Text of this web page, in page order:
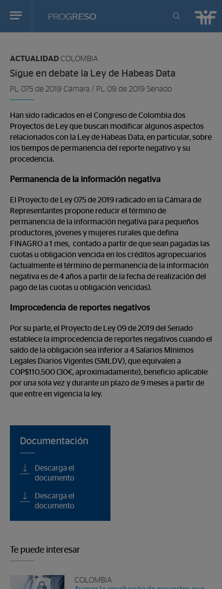
Progreso
Revista
actualidd
en:
ACTUALIDAD COLOMBIA
Sigue en debate la Ley de Habeas Data
PL 075 de 2019 Cámara / PL 09 de 2019 Senado
Han sido radicados en el Congreso de Colombia dos
Proyectos de Ley que buscan modificar algunos aspectos
relacionados con la Ley de Habeas Data, en particular, sobre
los tiempos de permanencia del reporte negativo y su
procedencia.
Permanencia de la información negativa
El Proyecto de Ley 075 de 2019 radicado en la Cámara de
Representantes propone reducir el término de
permanencia de la información negativa para pequeños
productores, jóvenes y mujeres rurales que defina
FINAGRO a 1 mes, contado a partir de que sean pagadas las
cuotas u obligación vencida en los créditos agropecuarios
(actualmente el término de permanencia de la información
negativa es de 4 años a partir de la fecha de realización del
pago de las cuotas u obligación vencidas).
Improcedencia de reportes negativos
Por su parte, el Proyecto de Ley 09 de 2019 del Senado
establece la improcedencia de reportes negativos cuando el
saldo de la obligación sea inferior a 4 Salarios Mínimos
Legales Diarios Vigentes (SMLDV), que equivalen a
COP$110.500 (30€, aproximadamente), beneficio aplicable
por una sola vez y durante un plazo de 9 meses a partir de
que entre en vigencia la ley.
Documentación
Descarga el
documento
Descarga el
documento
Te puede interesar
COLOMBIA